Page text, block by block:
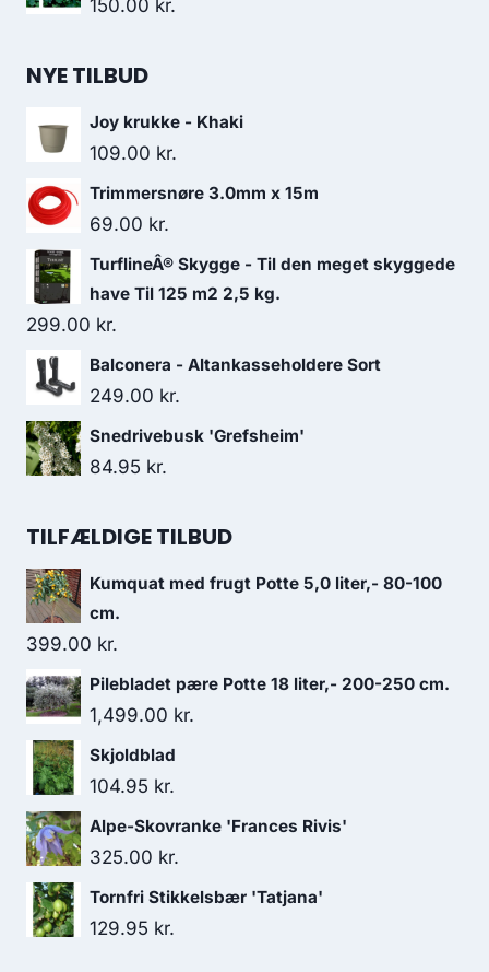
150.00 kr.
NYE TILBUD
Joy krukke - Khaki
109.00 kr.
Trimmersnøre 3.0mm x 15m
69.00 kr.
TurflineÂ® Skygge - Til den meget skyggede
have Til 125 m2 2,5 kg.
299.00 kr.
Balconera - Altankasseholdere Sort
249.00 kr.
Snedrivebusk 'Grefsheim'
84.95 kr.
TILFÆLDIGE TILBUD
Kumquat med frugt Potte 5,0 liter,- 80-100
cm.
399.00 kr.
Pilebladet pære Potte 18 liter,- 200-250 cm.
1,499.00 kr.
Skjoldblad
104.95 kr.
Alpe-Skovranke 'Frances Rivis'
325.00 kr.
Tornfri Stikkelsbær 'Tatjana'
129.95 kr.